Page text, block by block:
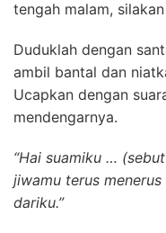
tengah malam,
Duduklah dengan
ambil bantal dan
Ucapkan dengan
mendengarnya.
“Hai suamiku …
jiwamu terus
dariku.”